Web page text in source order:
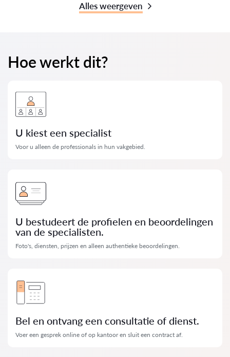
Alles weergeven
Hoe werkt dit?
U kiest een specialist
Voor u alleen de professionals in hun vakgebied.
U bestudeert de profielen en beoordelingen
van de specialisten.
Foto's, diensten, prijzen en alleen authentieke beoordelingen.
Bel en ontvang een consultatie of dienst.
Voer een gesprek online of op kantoor en sluit een contract af.